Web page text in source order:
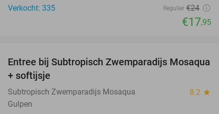
Verkocht: 335
Regulier €24
€17,95
25%
Entree bij Subtropisch Zwemparadijs Mosaqua
+ softijsje
Subtropisch Zwemparadijs Mosaqua 8.2 star
Gulpen